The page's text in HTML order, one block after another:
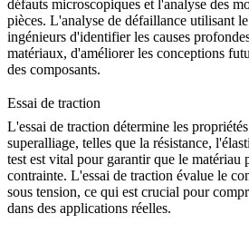
défauts microscopiques et l'analyse des
pièces. L'analyse de défaillance utilisant
ingénieurs d'identifier les causes
matériaux, d'améliorer les conceptions
des composants.
Essai de traction
L'essai de traction détermine les
superalliage, telles que la résistance,
test est vital pour garantir que le matériau
contrainte. L'essai de traction évalue le
sous tension, ce qui est crucial pour
dans des applications réelles.